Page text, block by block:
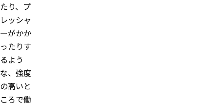
たり、プ
レッシャ
ーがかか
ったりす
るよう
な、強度
の高いと
ころで働